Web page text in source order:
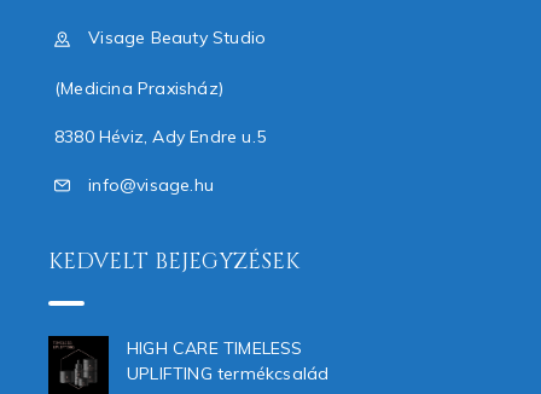
Visage Beauty Studio
(Medicina Praxisház)
8380 Héviz, Ady Endre u.5
info@visage.hu
KEDVELT BEJEGYZÉSEK
HIGH CARE TIMELESS
UPLIFTING termékcsalád